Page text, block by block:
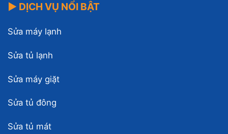
▶ DỊCH VỤ NỔI BẬT
Sửa máy lạnh
Sửa tủ lạnh
Sửa máy giặt
Sửa tủ đông
Sửa tủ mát